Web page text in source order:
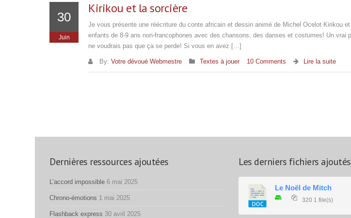
30
Juin
Kirikou et la sorcière
Je vous présente une réécriture du conte africain et dessin animé de Michel Ocelot Kirikou
enfants de 8-9 ans non-francophones avec des chansons, des danses et costumes! Un vrai
ne voudrais pas que ça se perde! Si vous en avez […]
By: Votre dévoué Webmestre Textes à jouer 10 Comments Lire la suite
Dernières ressources ajoutées
L’accord impossible 6 mai 2025
Chrono-émotions 1 mai 2025
Flashback express 30 avril 2025
Les derniers fichiers ajoutés
Le Noël de Mitch
320 1 file(s)